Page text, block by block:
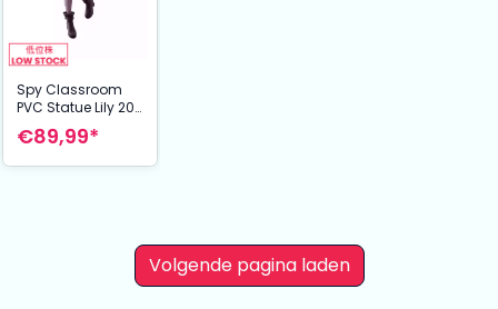
Spy Classroom
PVC Statue Lily 20
cm
€89,99*
Volgende pagina laden